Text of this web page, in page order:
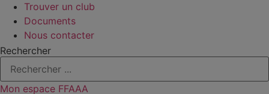
Trouver un club
Documents
Nous contacter
Rechercher
Mon espace FFAAA